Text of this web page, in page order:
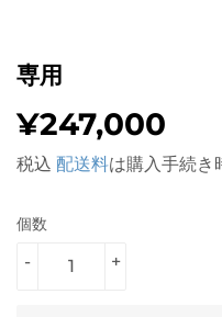
専用
¥247,000
税込 配送料は購入手続き
個数
+
-